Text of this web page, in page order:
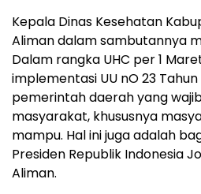
Kepala Dinas Kesehatan
Aliman dalam sambutannya
Dalam rangka UHC per 1
implementasi UU nO 23
pemerintah daerah yang
masyarakat, khususnya
mampu. Hal ini juga adalah
Presiden Republik Indonesia
Aliman.